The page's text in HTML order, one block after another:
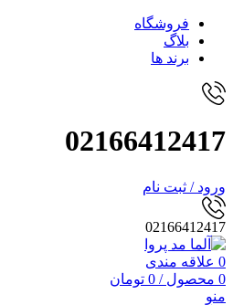
فروشگاه
بلاگ
برند ها
02166412417
ورود / ثبت نام
02166412417
0 علاقه مندی
0 محصول /
0 تومان
منو